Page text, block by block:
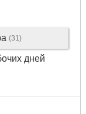
(31)
дней